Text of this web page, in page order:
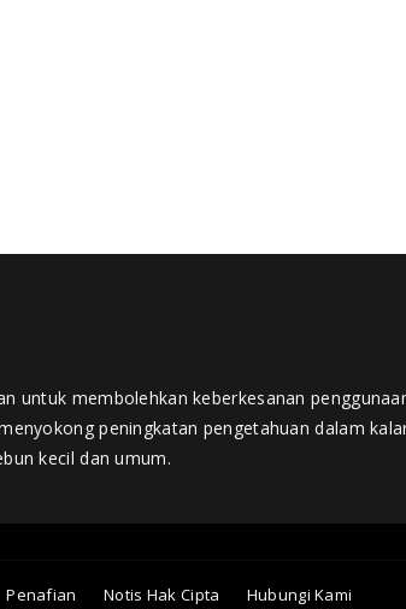
untuk membolehkan keberkesanan
peningkatan pengetahuan dalam
kecil dan umum.
Penafian Notis Hak Cipta Hubungi Kami